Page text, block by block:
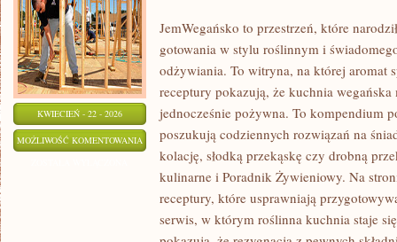
KWIECIEŃ - 22 - 2026
MOŻLIWOŚĆ KOMENTOWANIA
POCZĄTKUJĄCYCH
JemWegańsko to przestrzeń, które
gotowania w stylu roślinnym i
odżywiania. To witryna, na której aromat
receptury pokazują, że kuchnia
jednocześnie pożywna. To kompendium
poszukują codziennych rozwiązań na
kolację, słodką przekąskę czy drobną
kulinarne i Poradnik Żywieniowy. Na
receptury, które usprawniają
serwis, w którym roślinna kuchnia staje